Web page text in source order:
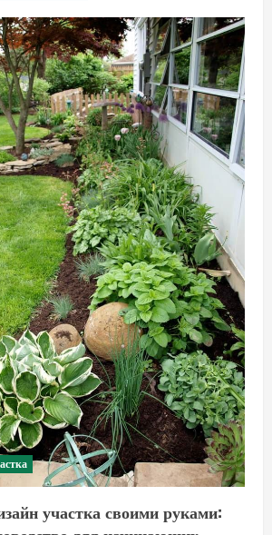
участка своими руками: